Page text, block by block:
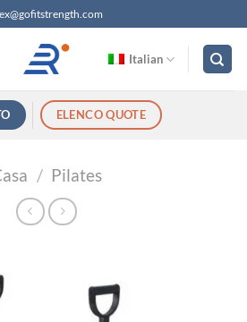
Italian
ELENCO QUOTE
/ Pilates